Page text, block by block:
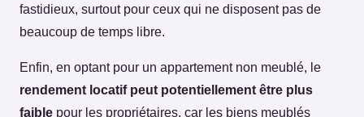
fastidieux, surtout pour ceux qui ne disposent pas de
beaucoup de temps libre.
Enfin, en optant pour un appartement non meublé, le
rendement locatif peut potentiellement être plus
faible pour les propriétaires, car les biens meublés